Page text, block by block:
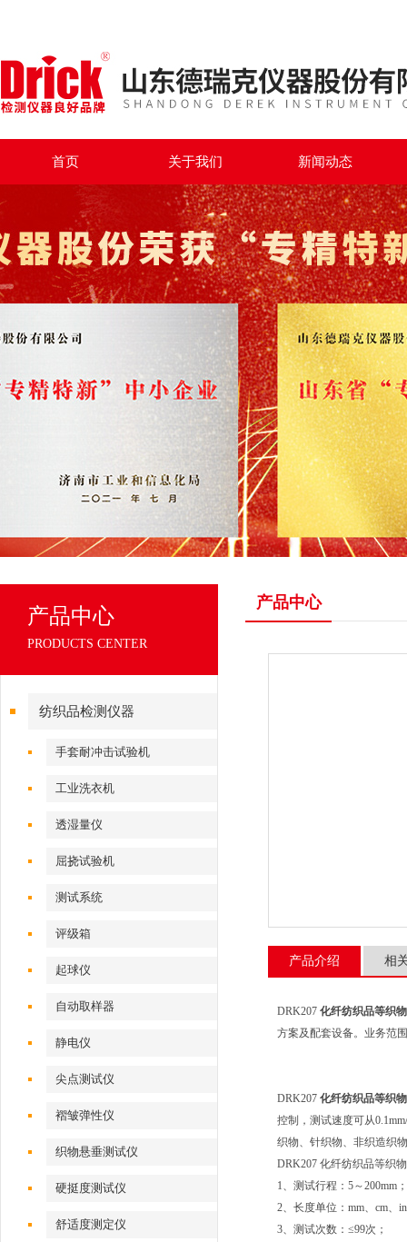
首页 关于我们 新闻动态
产品中心
PRODUCTS CENTER
纺织品检测仪器
手套耐冲击试验机
工业洗衣机
透湿量仪
屈挠试验机
测试系统
评级箱
起球仪
自动取样器
静电仪
尖点测试仪
褶皱弹性仪
织物悬垂测试仪
硬挺度测试仪
舒适度测定仪
产品中心
产品介绍 相
DRK207 化纤纺织品等织
方案及配套设备。业务范
DRK207 化纤纺织品等织
控制，测试速度可从
织物、针织物、非织造织
DRK207 化纤纺织品等织
1、测试行程：5～200mm；
2、长度单位：mm、cm、
3、测试次数：≤99次；